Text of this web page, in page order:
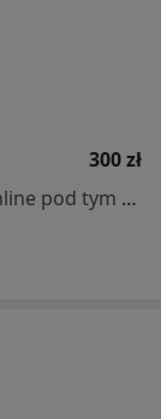
300 zł
Specjalista nie oferuje umawiania online pod tym adresem.